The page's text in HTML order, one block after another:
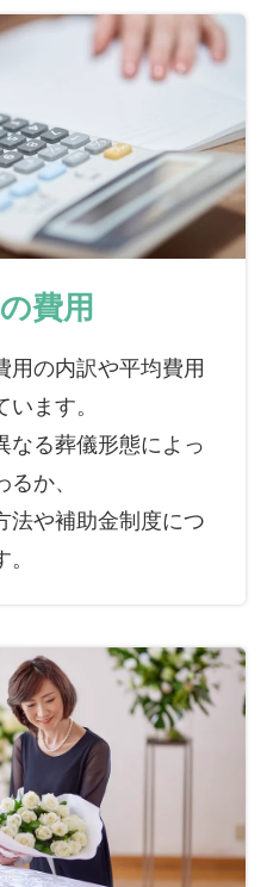
費用
用の内訳や平均費用
ます。
なる葬儀形態によっ
か、
法や補助金制度につ